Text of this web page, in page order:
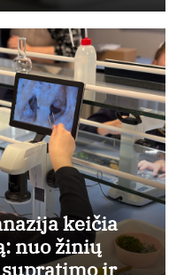
keičia
nuo žinių
ir